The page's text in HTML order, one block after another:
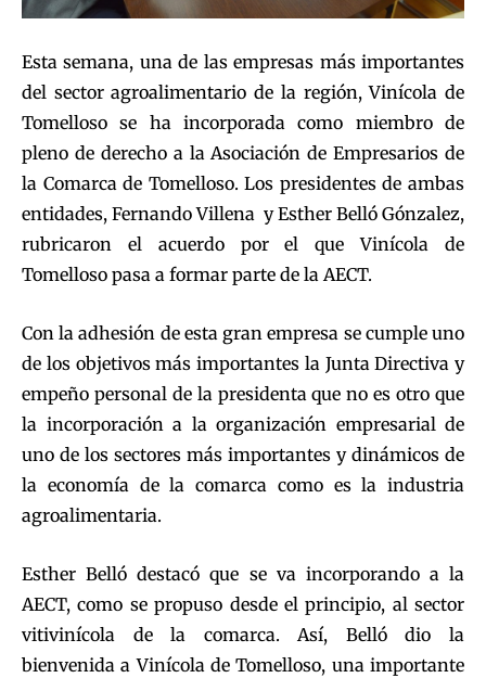
Esta semana, una de las empresas más importantes
del sector agroalimentario de la región, Vinícola de
Tomelloso se ha incorporada como miembro de
pleno de derecho a la Asociación de Empresarios de
la Comarca de Tomelloso. Los presidentes de ambas
entidades, Fernando Villena y Esther Belló Gónzalez,
rubricaron el acuerdo por el que Vinícola de
Tomelloso pasa a formar parte de la AECT.
Con la adhesión de esta gran empresa se cumple uno
de los objetivos más importantes la Junta Directiva y
empeño personal de la presidenta que no es otro que
la incorporación a la organización empresarial de
uno de los sectores más importantes y dinámicos de
la economía de la comarca como es la industria
agroalimentaria.
Esther Belló destacó que se va incorporando a la
AECT, como se propuso desde el principio, al sector
vitivinícola de la comarca. Así, Belló dio la
bienvenida a Vinícola de Tomelloso, una importante